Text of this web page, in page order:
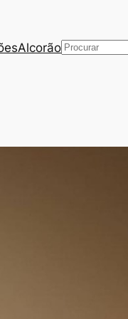
AlcorãoPesquisar